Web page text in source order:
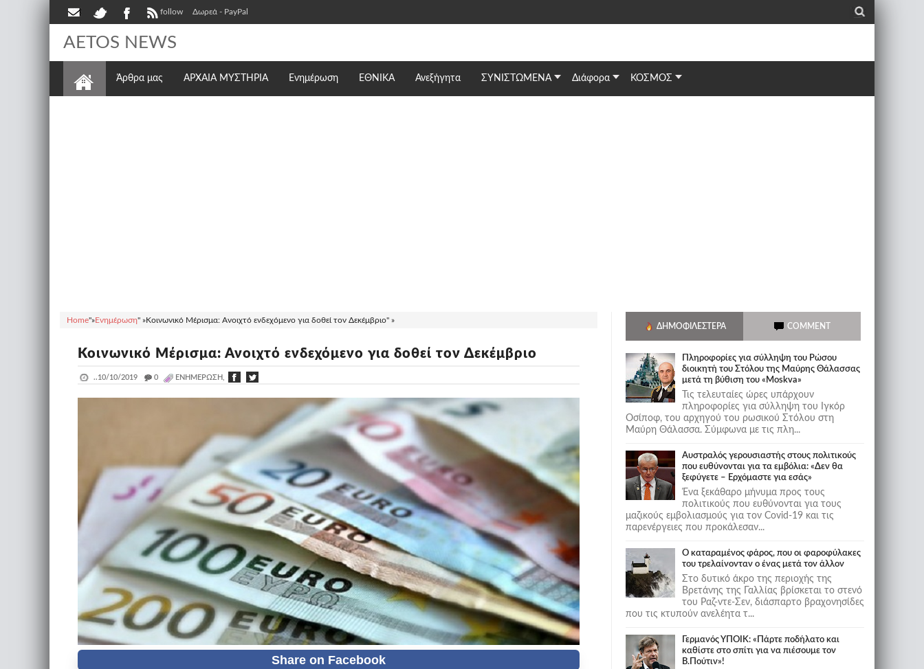
follow Δωρεά - PayPal _
AETOS NEWS
Άρθρα μας ΑΡΧΑΙΑ ΜΥΣΤΗΡΙΑ Ενημέρωση ΕΘΝΙΚΆ Ανεξήγητα ΣΥΝΙΣΤΩΜΕΝΑ Διάφορα ΚΟΣΜΟΣ
Home"»Ενημέρωση" »Κοινωνικό Μέρισμα: Ανοιχτό ενδεχόμενο για δοθεί τον Δεκέμβριο" »
Κοινωνικό Μέρισμα: Ανοιχτό ενδεχόμενο για δοθεί τον Δεκέμβριο
..10/10/2019 _ 0 ΕΝΗΜΈΡΩΣΗ,
ΔΗΜΟΦΙΛΈΣΤΕΡΑ COMMENT
Πληροφορίες για σύλληψη του Ρώσου
διοικητή του Στόλου της Mαύρης Θάλασσας
μετά τη βύθιση του «Moskva»
Τις τελευταίες ώρες υπάρχουν
πληροφορίες για σύλληψη του Ιγκόρ
Οσίποφ, του αρχηγού του ρωσικού Στόλου στη
Μαύρη Θάλασσα. Σύμφωνα με τις πλη...
Αυστραλός γερουσιαστής στους πολιτικούς
που ευθύνονται για τα εμβόλια: «Δεν θα
ξεφύγετε – Ερχόμαστε για εσάς»
Ένα ξεκάθαρο μήνυμα προς τους
πολιτικούς που ευθύνονται για τους
μαζικούς εμβολιασμούς για τον Covid-19 και τις
παρενέργειες που προκάλεσαν...
Ο καταραμένος φάρος, που οι φαροφύλακες
του τρελαίνονταν ο ένας μετά τον άλλον
Στο δυτικό άκρο της περιοχής της
Βρετάνης της Γαλλίας βρίσκεται το στενό
του Ραζ-ντε-Σεν, διάσπαρτο βραχονησίδες
που τις κτυπούν ανελέητα τ...
Γερμανός ΥΠΟΙΚ: «Πάρτε ποδήλατο και
καθίστε στο σπίτι για να πιέσουμε τον
Β.Πούτιν»!